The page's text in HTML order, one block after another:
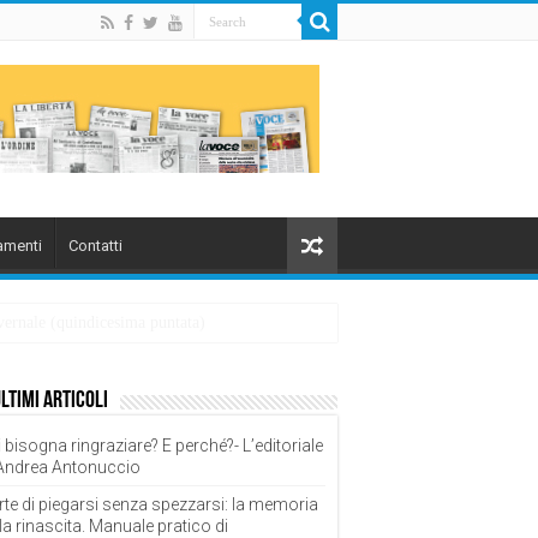
Contatti
(quindicesima puntata)
articoli
bisogna ringraziare? E perché?- L’editoriale
Antonuccio
di piegarsi senza spezzarsi: la memoria
rinascita. Manuale pratico di